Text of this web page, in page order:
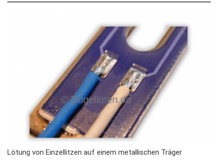
Lötung von Einzellitzen auf einem metallischen Träger